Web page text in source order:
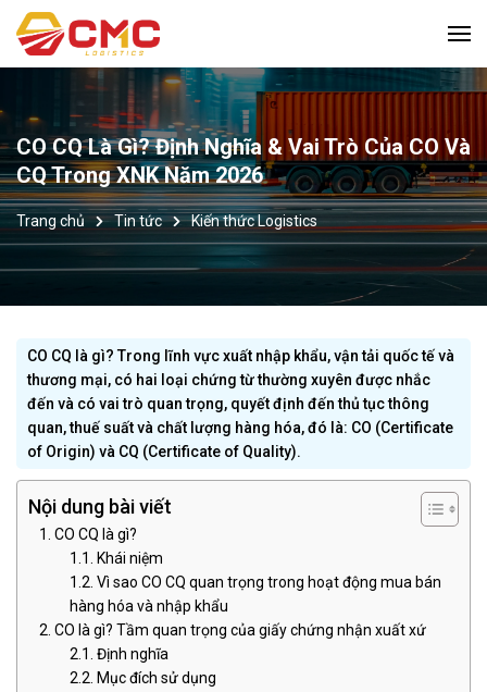
CO CQ Là Gì? Định Nghĩa & Vai Trò Của CO Và
CQ Trong XNK Năm 2026
Trang chủ Tin tức Kiến thức Logistics
CO CQ là gì? Trong lĩnh vực xuất nhập khẩu, vận tải quốc tế và
thương mại, có hai loại chứng từ thường xuyên được nhắc
đến và có vai trò quan trọng, quyết định đến thủ tục thông
quan, thuế suất và chất lượng hàng hóa, đó là: CO (Certificate
of Origin) và CQ (Certificate of Quality).
Nội dung bài viết
CO CQ là gì?
Khái niệm
Vì sao CO CQ quan trọng trong hoạt động mua bán
hàng hóa và nhập khẩu
CO là gì? Tầm quan trọng của giấy chứng nhận xuất xứ
Định nghĩa
Mục đích sử dụng